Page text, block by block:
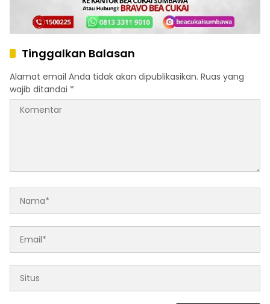
Tinggalkan Balasan
Alamat email Anda tidak akan dipublikasikan. Ruas yang
wajib ditandai *